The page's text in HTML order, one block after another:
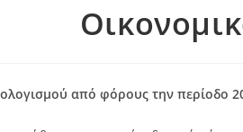
από φόρους την περίοδο